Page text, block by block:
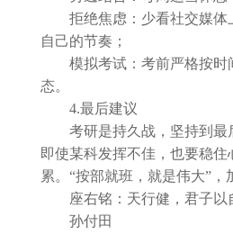
拒绝焦虑：少看社交媒体
自己的节奏；
模拟考试：考前严格按时
态。
4.最后建议
考研是持久战，坚持到最
即使某科发挥不佳，也要稳
累。“按部就班，就是伟大”，
座右铭：天行健，君子以
孙付田